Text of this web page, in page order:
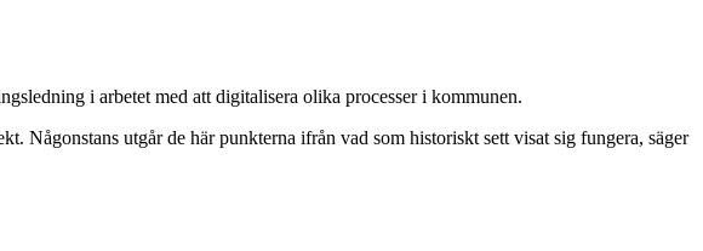
i arbetet med att digitalisera olika processer i kommunen.
Någonstans utgår de här punkterna ifrån vad som historiskt sett visat sig fungera, säger